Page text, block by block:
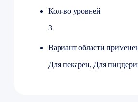
Кол-во уровней
3
Вариант области
Для пекарен, Для